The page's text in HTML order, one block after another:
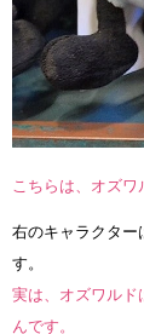
こちらは、オズワ
右のキャラクター
す。
実は、オズワルド
んです。